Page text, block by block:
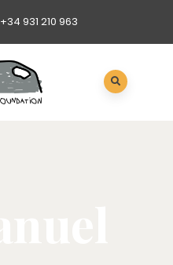
+34 931 210 963